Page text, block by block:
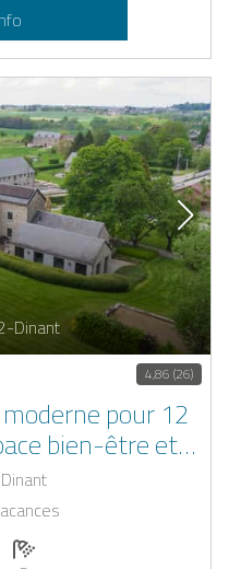
Dinant
4,86 (26)
pour 12
bien-être et
les Ardennes
(max): 12
de chambres: 5
Nombre de salles de bain: 5